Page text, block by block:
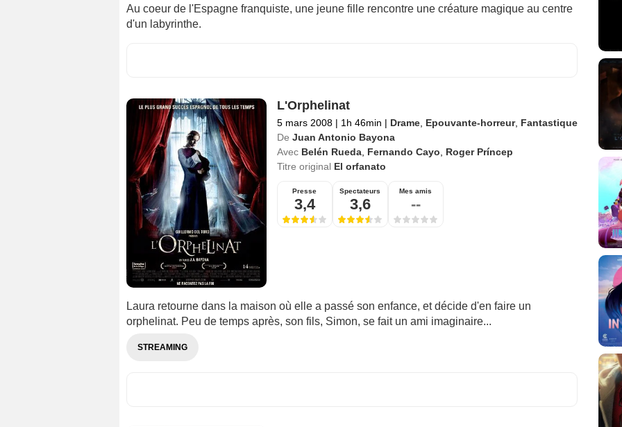
Au coeur de l'Espagne franquiste, une jeune fille rencontre une créature magique au centre
d'un labyrinthe.
L'Orphelinat
5 mars 2008 | 1h 46min | Drame, Epouvante-horreur, Fantastique
De Juan Antonio Bayona
Avec Belén Rueda, Fernando Cayo
Roger Príncep
Titre original El orfanato
Presse
3,4
Spectateurs
3,6
Mes amis
--
Laura retourne dans la maison où elle a passé son enfance, et décide d'en faire un
orphelinat. Peu de temps après, son fils, Simon, se fait un ami imaginaire...
STREAMING